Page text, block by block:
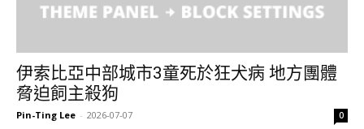
伊索比亞中部城市3童死於狂犬病 地方團體
脅迫飼主殺狗
Pin-Ting Lee - 2026-07-07 0